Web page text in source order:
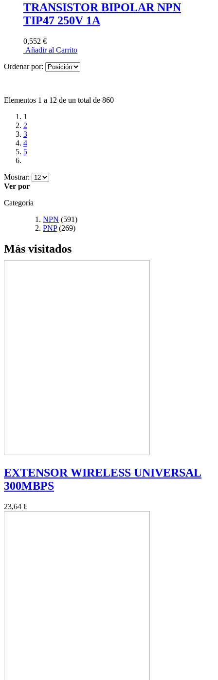
TRANSISTOR BIPOLAR NPN
TIP47 250V 1A
0,552 €
Añadir al Carrito
Ordenar por:
Elementos 1 a 12 de un total de 860
1
2
3
4
5
Mostrar:
Ver por
Categoría
NPN (591)
PNP(269)
Más visitados
EXTENSOR WIRELESS UNIVERSAL
300MBPS
23,64 €